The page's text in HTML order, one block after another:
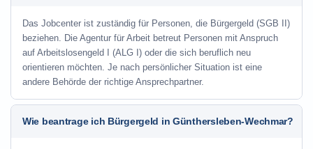
Das Jobcenter ist zuständig für Personen, die Bürgergeld (SGB II)
beziehen. Die Agentur für Arbeit betreut Personen mit Anspruch
auf Arbeitslosengeld I (ALG I) oder die sich beruflich neu
orientieren möchten. Je nach persönlicher Situation ist eine
andere Behörde der richtige Ansprechpartner.
Wie beantrage ich Bürgergeld in Günthersleben-Wechmar?